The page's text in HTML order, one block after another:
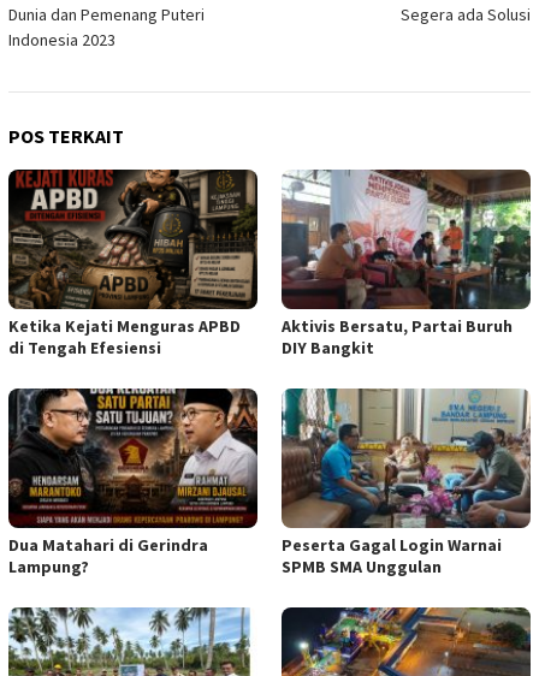
Dunia dan Pemenang Puteri
Indonesia 2023
Segera ada Solusi
POS TERKAIT
Ketika Kejati Menguras APBD
di Tengah Efesiensi
Aktivis Bersatu, Partai Buruh
DIY Bangkit
Dua Matahari di Gerindra
Lampung?
Peserta Gagal Login Warnai
SPMB SMA Unggulan